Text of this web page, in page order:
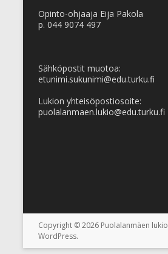
Opinto-ohjaaja Eija Pakola
p. 044 9074 497
Sähköpostit muotoa:
etunimi.sukunimi@edu.turku.fi
Lukion yhteisöpostiosoite:
puolalanmaen.lukio@edu.turku.fi
Copyright © 2026 Puolalanmäen lukio
WordPress.